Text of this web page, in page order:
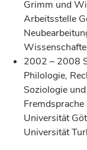
Grimm und
Arbeitsstelle
2002 – 2008
Philologie,
Soziologie
Universität
Universität